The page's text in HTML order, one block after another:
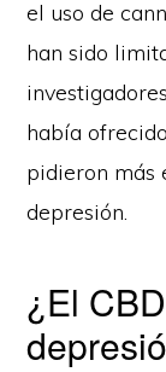
el uso de
han sido
había
pidieron más
depresión.
¿El